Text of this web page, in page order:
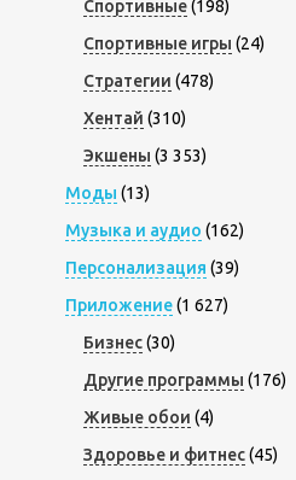
Спортивные(198)
Спортивные игры (24)
Стратегии (478)
Хентай (310)
Экшены (3 353)
Моды (13)
Музыка и аудио (162)
Персонализация (39)
Приложение(1 627)
Бизнес(30)
Другие программы (176)
Живые обои (4)
Здоровье и фитнес(45)